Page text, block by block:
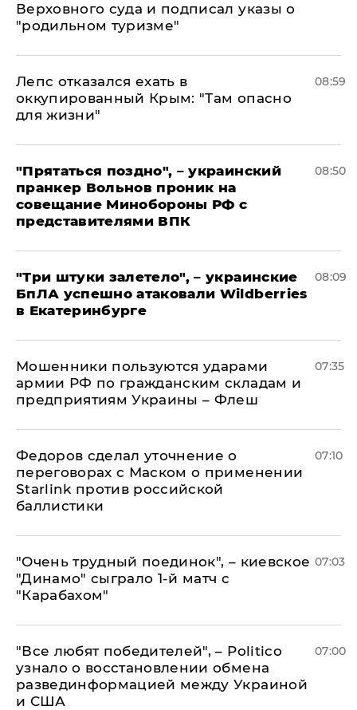
Верховного суда и подписал указы о
"родильном туризме"
Лепс отказался ехать в
оккупированный Крым: "Там опасно
для жизни"
08:59
"Прятаться поздно", – украинский
пранкер Вольнов проник на
совещание Минобороны РФ с
представителями ВПК
08:50
"Три штуки залетело", – украинские
БпЛА успешно атаковали Wildberries
в Екатеринбурге
08:09
Мошенники пользуются ударами
армии РФ по гражданским складам и
предприятиям Украины – Флеш
07:35
Федоров сделал уточнение о
переговорах с Маском о применении
Starlink против российской
баллистики
07:10
"Очень трудный поединок", – киевское
"Динамо" сыграло 1-й матч с
"Карабахом"
07:03
​"Все любят победителей", – Politico
узнало о восстановлении обмена
развединформацией между Украиной
и США
07:00